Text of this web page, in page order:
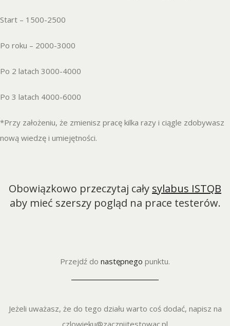
Start – 1500-2500
Po roku – 2000-3000
Po 2 latach 3000-4000
Po 3 latach 4000-6000
*Przy założeniu, że zmienisz pracę kilka razy i ciągle zdobywasz
nową wiedzę i umiejętności.
Obowiązkowo przeczytaj cały sylabus ISTQB
aby mieć szerszy pogląd na prace testerów.
Przejdź do następnego punktu.
Jeżeli uważasz, że do tego działu warto coś dodać, napisz na